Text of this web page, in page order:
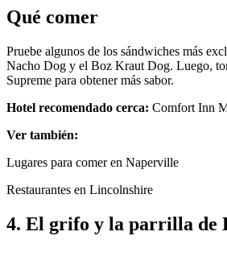
Qué comer
Pruebe algunos de los sándwiches más
Nacho Dog y el Boz Kraut Dog. Luego,
Supreme para obtener más sabor.
Hotel recomendado cerca: Comfort Inn
Ver también:
Lugares para comer en Naperville
Restaurantes en Lincolnshire
4. El grifo y la parrilla de